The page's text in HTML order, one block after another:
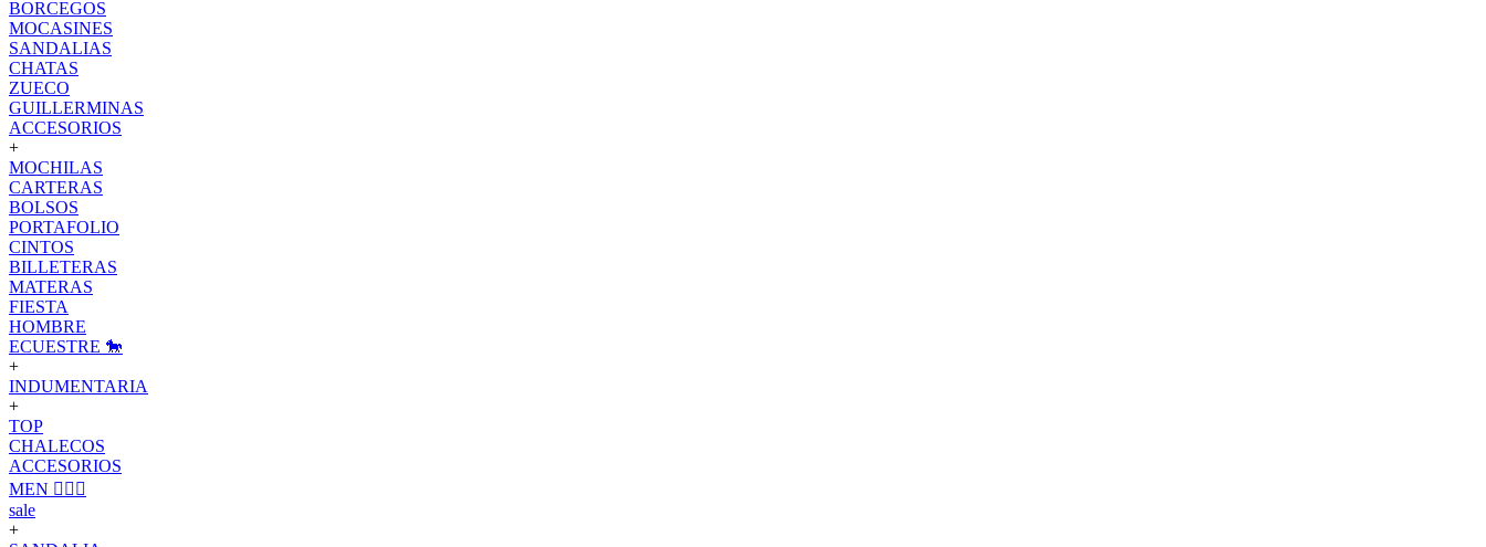
BORCEGOS
MOCASINES
SANDALIAS
CHATAS
ZUECO
GUILLERMINAS
ACCESORIOS
+
MOCHILAS
CARTERAS
BOLSOS
PORTAFOLIO
CINTOS
BILLETERAS
MATERAS
FIESTA
HOMBRE
ECUESTRE 🐎
+
INDUMENTARIA
+
TOP
CHALECOS
ACCESORIOS
MEN 🙋🏽‍♂️
sale
+